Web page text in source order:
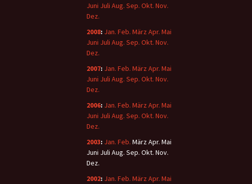
Juni Juli Aug. Sep. Okt. Nov.
Dez.
2008: Jan. Feb. März Apr. Mai
Juni Juli Aug. Sep. Okt. Nov.
Dez.
2007: Jan. Feb. März Apr. Mai
Juni Juli Aug. Sep. Okt. Nov.
Dez.
2006: Jan. Feb. März Apr. Mai
Juni Juli Aug. Sep. Okt. Nov.
Dez.
2003: Jan. Feb. MärzApr. Mai
Juni Juli Aug. Sep. Okt. Nov.
Dez.
2002: Jan. Feb. März Apr. Mai